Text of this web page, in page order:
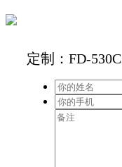
定制：FD-530C